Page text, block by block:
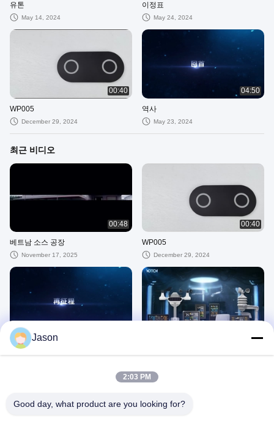
유톤
May 14, 2024
이정표
May 24, 2024
00:40
WP005
December 29, 2024
04:50
역사
May 23, 2024
최근 비디오
00:48
베트남 소스 공장
November 17, 2025
00:40
WP005
December 29, 2024
미래
Jason
2:03 PM
Good day, what product are you looking for?